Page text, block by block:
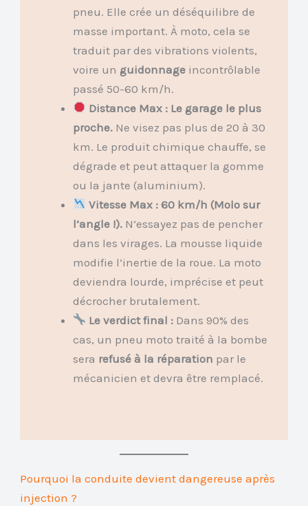
pneu. Elle crée un déséquilibre de
masse important. À moto, cela se
traduit par des vibrations violents,
voire un guidonnageincontrôlable
passé 50-60 km/h.
Distance Max : Le garage le plus
proche.Ne visez pas plus de 20 à 30
km. Le produit chimique chauffe, se
dégrade et peut attaquer la gomme
ou la jante (aluminium).
Vitesse Max : 60 km/h (Molo sur
l’angle !).N’essayez pas de pencher
dans les virages. La mousse liquide
modifie l’inertie de la roue. La moto
deviendra lourde, imprécise et peut
décrocher brutalement.
Le verdict final : Dans 90% des
cas, un pneu moto traité à la bombe
sera refusé à la réparation par le
mécanicien et devra être remplacé.
Pourquoi la conduite devient dangereuse après
injection ?